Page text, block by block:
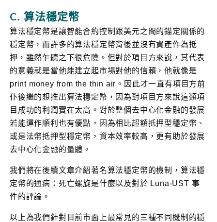
C. 算法穩定幣
算法穩定幣是讓智能合約控制跟美元之間的錨定關係的
穩定幣，而許多的算法穩定幣背後並沒有資產作為抵
押，雖然乍聽之下很危險。但對於項目方來說，其代表
的意義就是當他能建立起市場對他的信賴，他就像是
print money from the thin air。因此才一直有項目方前
仆後繼的想推出算法穩定幣，因為對項目方來說這類項
目成功的利潤實在太高。對於整個去中心化金融的發展
若能運作順利也有優點，因為相比超額抵押型穩定幣、
或是法幣抵押型穩定幣，資本效率較高，更有助於發展
去中心化金融的量體。
我們將在後續文章介紹著名算法穩定幣的機制，算法穩
定幣的通病：死亡螺旋是什麼以及對於 Luna-UST 事
件的評論。
以上為我們針對目前市面上最常見的三種不同機制的穩